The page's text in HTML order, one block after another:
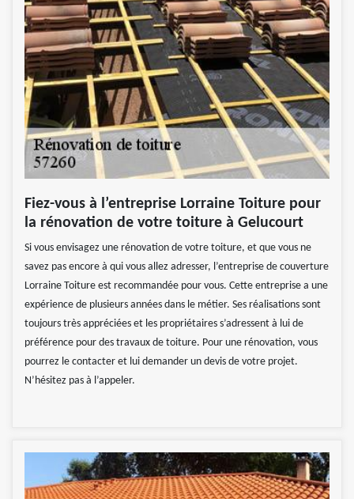
Fiez-vous à l’entreprise Lorraine Toiture pour
la rénovation de votre toiture à Gelucourt
Si vous envisagez une rénovation de votre toiture, et que vous ne
savez pas encore à qui vous allez adresser, l’entreprise de couverture
Lorraine Toiture est recommandée pour vous. Cette entreprise a une
expérience de plusieurs années dans le métier. Ses réalisations sont
toujours très appréciées et les propriétaires s’adressent à lui de
préférence pour des travaux de toiture. Pour une rénovation, vous
pourrez le contacter et lui demander un devis de votre projet.
N’hésitez pas à l’appeler.